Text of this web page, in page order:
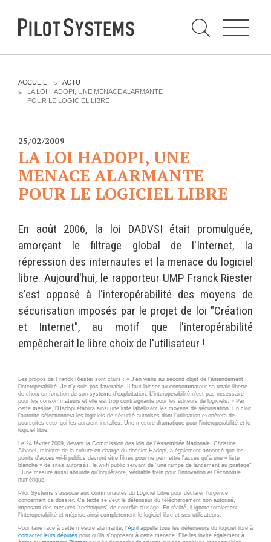
i
DÉV WEB
Expression de besoins
Développement
d'applications
Optimisations et tunning
Formations
Gestion de contenu
Mobilité
Webdesign - UX
DÉMARCHE DEVOPS
MÉTHODOLOGIE AGILE
TRANSFO DIGITALE
CONCEPTS
Prestations
Cas d'usages
CLOUD BROKER
Business model
Cloud broker
Le serveur d'applications
Zope
Plone
Zinnia
Wordpress
CLOUD
Chef
OpenStack
Puppet
Xen Project
RÉFÉRENCES
Application collaborative
eSanté
Dév Django eCommerce
V
O
S
I
C
I
:
ACCUEIL
ACTU
LA LOI HADOPI, UNE MENACE ALARMANTE
POUR LE LOGICIEL LIBRE
25/02/2009
LA LOI HADOPI, UNE
MENACE ALARMANTE
POUR LE LOGICIEL LIBRE
En août 2006, la loi DADVSI était promulguée,
amorçant le filtrage global de l'Internet, la
répression des internautes et la menace du logiciel
libre. Aujourd'hui, le rapporteur UMP Franck Riester
s'est opposé à l'interopérabilité des moyens de
sécurisation imposés par le projet de loi "Création
et Internet", au motif que l'interopérabilité
empêcherait le libre choix de l'utilisateur !
Les propos de Franck Riester sont clairs : « J’en viens au second objet de l’amendement :
l’interopérabilité. Je n’y suis pas favorable. Il faut laisser au consommateur sa totale liberté
de choix en fonction de son système d’exploitation. L’interopérabilité n’est pas nécessaire
pour les consommateurs et elle est trop contraignante pour les éditeurs de logiciels. » Par
cette mesure, l'Hadopi établira ainsi une liste labellisant les moyens de sécurisation. En clair,
l'autorité sélectionnera les logiciels de sécurité autorisés dont l'utilisation exonérera de
poursuites ceux qui les auraient installés. Une mesure dramatique pour l'interopérabilité et le
logiciel libre.
Le 24 février 2009, devant la Commission des lois de l'Assemblée Nationale, Christine
Albanel, ministre de la culture en charge du dossier Hadopi, a également annoncé que les
points d'accès wi-fi publics devront être filtrés pour ne permettre l'accès qu'à une « liste
blanche » de sites autorisés, le wi-fi public servant de "une rampe de lancement au piratage"
! Une mesure aussi absurde qu'inquiétante, véritable frein pour l'innovation et l'économie
numérique.
Pilot Systems s'associe aux communautés du Logiciel Libre pour déclarer l'urgence
concernant ce dossier. Ce texte se veut le défenseur du téléchargement non autorisé,
imposant des mesures "techniques" de contrôle d'usage. En réalité, il ignore totalement
l'interopérabilité et méprise ainsi complètement le logiciel libre et ses utilisateurs.
Pour faire face à cette mesure alarmante, l'April appelle tous les défenseurs du logiciel libre à
contacter leurs députés pour qu'ils s'opposent à cette menace. Elle les invite également à